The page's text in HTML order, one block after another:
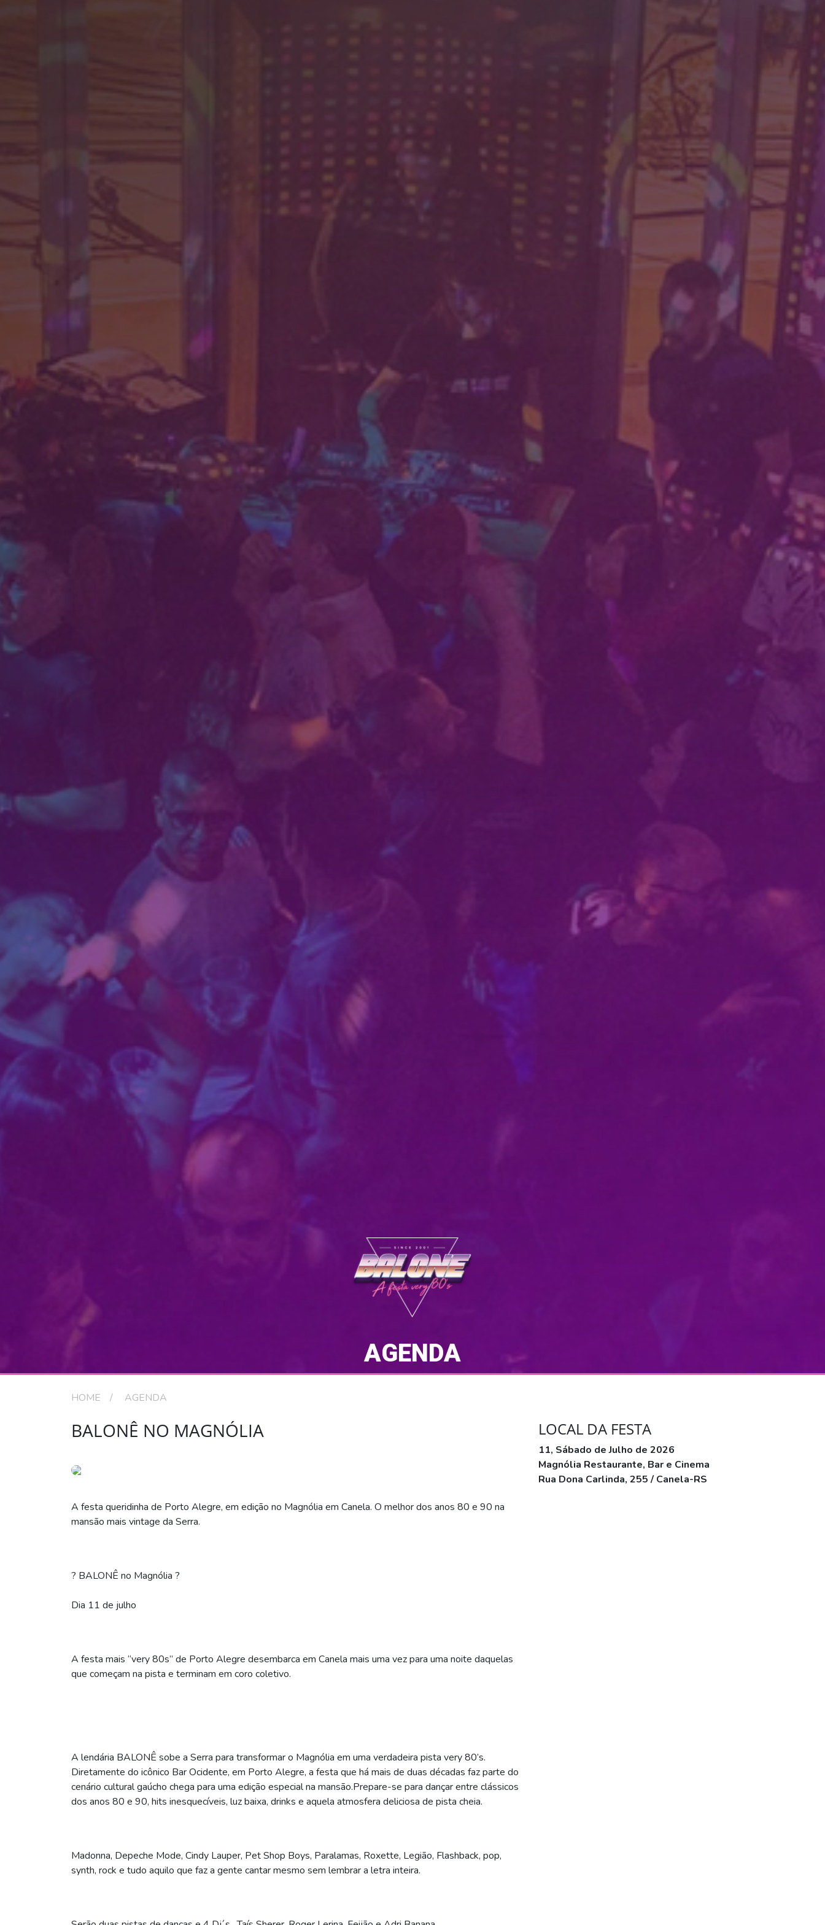
AGENDA
HOME AGENDA
BALONÊ NO MAGNÓLIA
A festa queridinha de Porto Alegre, em edição no Magnólia em Canela. O melhor dos anos 80 e 90 na
mansão mais vintage da Serra.
? BALONÊ no Magnólia ?
Dia 11 de julho
A festa mais “very 80s” de Porto Alegre desembarca em Canela mais uma vez para uma noite daquelas
que começam na pista e terminam em coro coletivo.
A lendária BALONÊ sobe a Serra para transformar o Magnólia em uma verdadeira pista very 80’s.
Diretamente do icônico Bar Ocidente, em Porto Alegre, a festa que há mais de duas décadas faz parte do
cenário cultural gaúcho chega para uma edição especial na mansão.Prepare-se para dançar entre clássicos
dos anos 80 e 90, hits inesquecíveis, luz baixa, drinks e aquela atmosfera deliciosa de pista cheia.
Madonna, Depeche Mode, Cindy Lauper, Pet Shop Boys, Paralamas, Roxette, Legião, Flashback, pop,
synth, rock e tudo aquilo que faz a gente cantar mesmo sem lembrar a letra inteira.
LOCAL DA FESTA
11, Sábado de Julho de 2026
Magnólia Restaurante, Bar e Cinema
Rua Dona Carlinda, 255 / Canela-RS